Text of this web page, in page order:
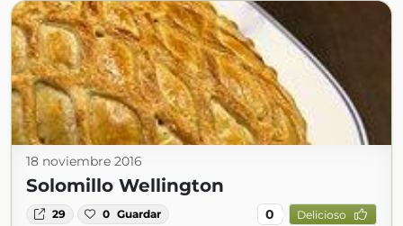
18 noviembre 2016
Solomillo Wellington
29 0 Guardar 0 Delicioso